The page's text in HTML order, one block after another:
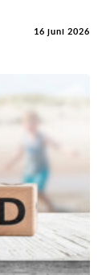
16 juni 2026